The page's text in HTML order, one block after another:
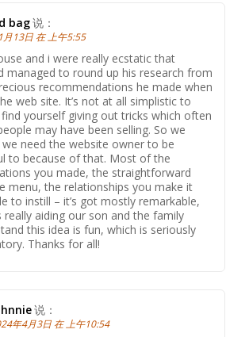
bag说：
13日 在 上午5:55
and i were really ecstatic that
managed to round up his research from
recommendations he made when
web site. It’s not at all simplistic to
yourself giving out tricks which often
may have been selling. So we
we need the website owner to be
to because of that. Most of the
you made, the straightforward
menu, the relationships you make it
to instill – it’s got mostly remarkable,
really aiding our son and the family
this idea is fun, which is seriously
Thanks for all!
说：
年4月3日 在 上午10:54